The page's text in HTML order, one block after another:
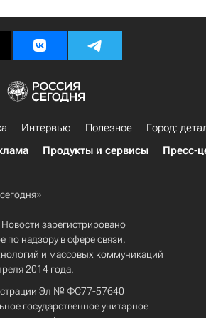
Интервью Полезное
Город:
Продукты и сервисы Пресс-
зарегистрировано
по надзору в сфере связи,
и массовых коммуникаций
2014 года.
Эл № ФС77-57640
государственное унитарное